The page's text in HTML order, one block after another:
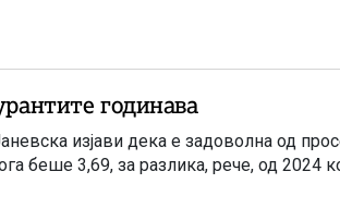
годинава
изјави дека е задоволна од
беше 3,69, за разлика, рече, од 2024